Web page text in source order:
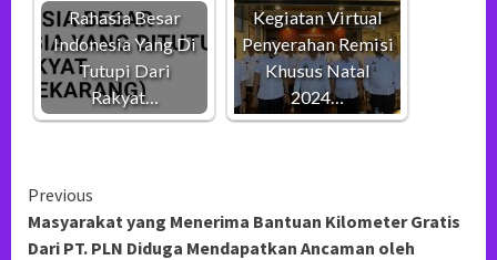
Rahasia Besar
Indonesia Yang Di
Tutupi Dari
Rakyat…
Kegiatan Virtual
Penyerahan Remisi
Khusus Natal
2024…
Continue
Reading
Previous
Masyarakat yang Menerima Bantuan Kilometer Gratis
Dari PT. PLN Diduga Mendapatkan Ancaman oleh